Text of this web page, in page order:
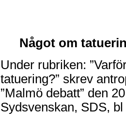
Något om
Under rubriken:
tatuering?” skrev
”Malmö debatt” den
Sydsvenskan, SDS,